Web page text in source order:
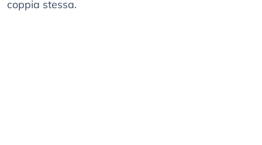
coppia stessa.